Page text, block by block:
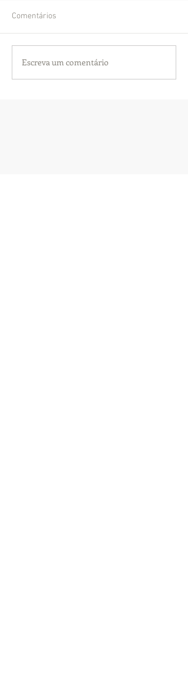
Comentários
Escreva um comentário